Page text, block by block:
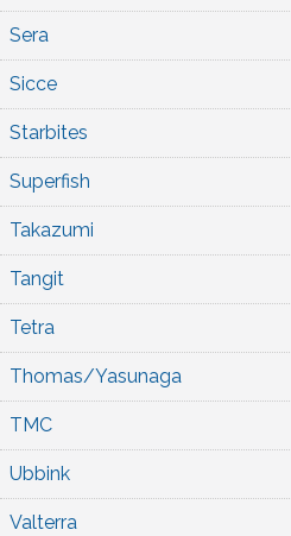
Sera
Sicce
Starbites
Superfish
Takazumi
Tangit
Tetra
Thomas/Yasunaga
TMC
Ubbink
Valterra